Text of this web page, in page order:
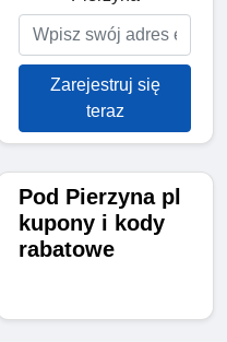
Zarejestruj się
teraz
Pod Pierzyna pl
kupony i kody
rabatowe